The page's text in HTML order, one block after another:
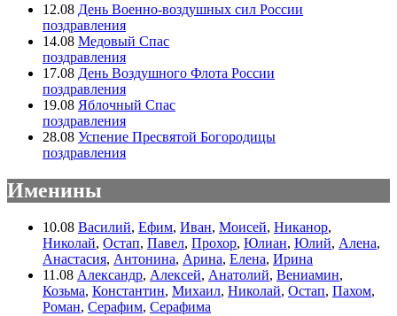
12.08 День Военно-воздушных сил России
поздравления
14.08 Медовый Спас
поздравления
17.08 День Воздушного Флота России
поздравления
19.08 Яблочный Спас
поздравления
28.08 Успение Пресвятой Богородицы
поздравления
Именины
10.08 Василий, Ефим, Иван, Моисей, Никанор,
Николай, Остап, Павел, Прохор, Юлиан, Юлий, Алена,
Анастасия, Антонина, Арина, Елена, Ирина
11.08 Александр, Алексей, Анатолий, Вениамин,
Козьма, Константин, Михаил, Николай, Остап, Пахом,
Роман, Серафим, Серафима